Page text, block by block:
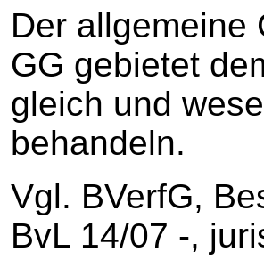
Der allgemeine
GG gebietet
gleich und
behandeln.
Vgl. BVerfG,
BvL 14/07 -,